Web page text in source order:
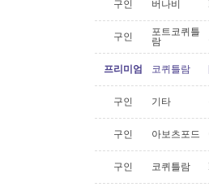
구인 버나비
구인
포트코퀴틀
람
프리미엄 코퀴틀람
구인 기타
구인 아보츠포드
구인 코퀴틀람